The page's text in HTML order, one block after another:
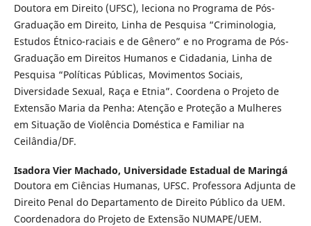
Doutora em Direito (UFSC), leciona no Programa de Pós-
Graduação em Direito, Linha de Pesquisa “Criminologia,
Estudos Étnico-raciais e de Gênero” e no Programa de Pós-
Graduação em Direitos Humanos e Cidadania, Linha de
Pesquisa “Políticas Públicas, Movimentos Sociais,
Diversidade Sexual, Raça e Etnia”. Coordena o Projeto de
Extensão Maria da Penha: Atenção e Proteção a Mulheres
em Situação de Violência Doméstica e Familiar na
Ceilândia/DF.
Isadora Vier Machado, Universidade Estadual de Maringá
Doutora em Ciências Humanas, UFSC. Professora Adjunta de
Direito Penal do Departamento de Direito Público da UEM.
Coordenadora do Projeto de Extensão NUMAPE/UEM.